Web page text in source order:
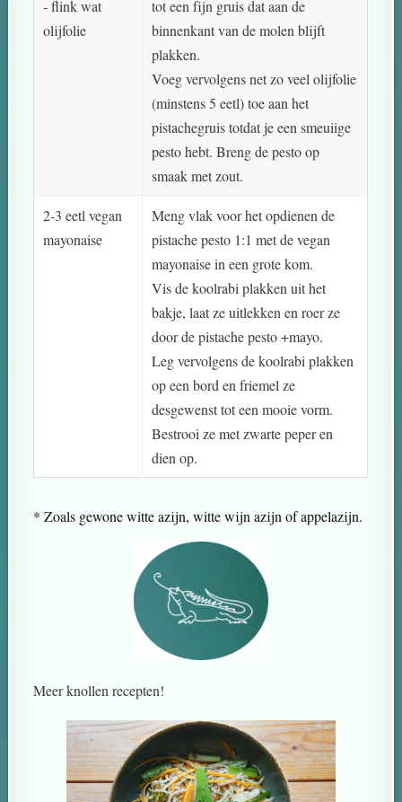
- flink wat
olijfolie
tot een fijn gruis dat aan de
binnenkant van de molen blijft
plakken.
Voeg vervolgens net zo veel olijfolie
(minstens 5 eetl) toe aan het
pistachegruis totdat je een smeuiige
pesto hebt. Breng de pesto op
smaak met zout.
2-3 eetl vegan
mayonaise
Meng vlak voor het opdienen de
pistache pesto 1:1 met de vegan
mayonaise in een grote kom.
Vis de koolrabi plakken uit het
bakje, laat ze uitlekken en roer ze
door de pistache pesto +mayo.
Leg vervolgens de koolrabi plakken
op een bord en friemel ze
desgewenst tot een mooie vorm.
Bestrooi ze met zwarte peper en
dien op.
* Zoals gewone witte azijn, witte wijn azijn of appelazijn.
Meer knollen recepten!